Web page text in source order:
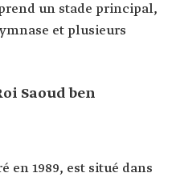
un stade principal,
et plusieurs
Saoud ben
en 1989, est situé dans